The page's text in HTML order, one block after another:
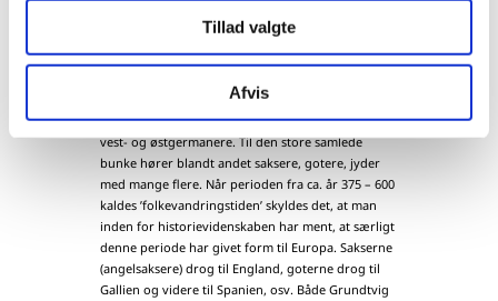
Tillad valgte
Afvis
Germanere
Germanere er en samlebetegnelse for en lang
række såkaldte ’folkestammer’, der ofte inddeles i
vest- og østgermanere. Til den store samlede
bunke hører blandt andet saksere, gotere, jyder
med mange flere. Når perioden fra ca. år 375 – 600
kaldes ’folkevandringstiden’ skyldes det, at man
inden for historievidenskaben har ment, at særligt
denne periode har givet form til Europa. Sakserne
(angelsaksere) drog til England, goterne drog til
Gallien og videre til Spanien, osv. Både Grundtvig